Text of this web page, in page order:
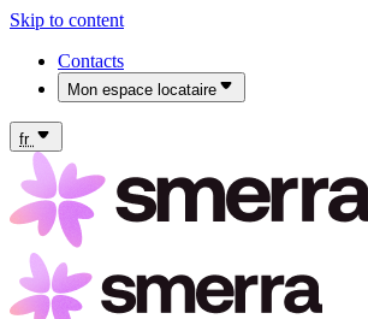
Skip to content
Contacts
Mon espace locataire
fr